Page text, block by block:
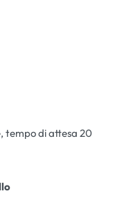
tempo di attesa 20